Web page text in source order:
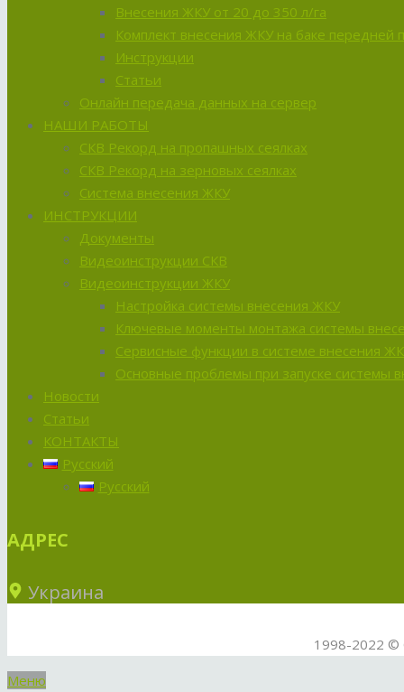
Внесения ЖКУ от 20 до 350 л/га
Комплект внесения ЖКУ на баке передней
Инструкции
Статьи
Онлайн передача данных на сервер
НАШИ РАБОТЫ
СКВ Рекорд на пропашных сеялках
СКВ Рекорд на зерновых сеялках
Система внесения ЖКУ
ИНСТРУКЦИИ
Документы
Видеоинструкции СКВ
Видеоинструкции ЖКУ
Настройка системы внесения ЖКУ
Ключевые моменты монтажа системы
Сервисные функции в системе внесения
Основные проблемы при запуске системы
Новости
Статьи
КОНТАКТЫ
Русский
Русский
АДРЕС
Украина
1998-2022 ©
Меню